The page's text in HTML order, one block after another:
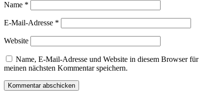
Name *
E-Mail-Adresse *
Website
Name, E-Mail-Adresse und Website in diesem Browser für
meinen nächsten Kommentar speichern.